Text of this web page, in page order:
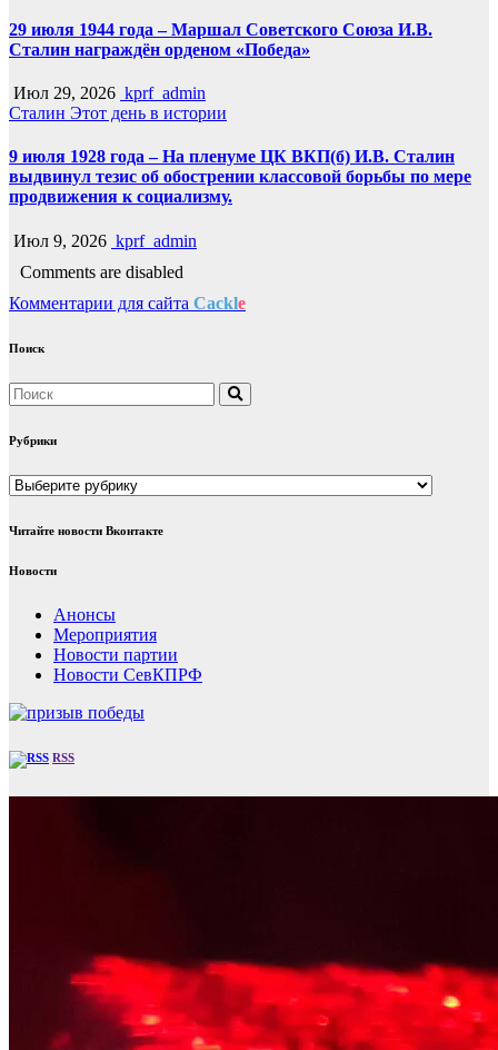
29 июля 1944 года – Маршал Советского Союза И.В.
Сталин награждён орденом «Победа»
Июл 29, 2026 kprf_admin
Сталин Этот день в истории
9 июля 1928 года – На пленуме ЦК ВКП(б) И.В. Сталин
выдвинул тезис об обострении классовой борьбы по мере
продвижения к социализму.
Июл 9, 2026 kprf_admin
Comments are disabled
Комментарии для сайта Cackle
Поиск
Рубрики
Рубрики
Читайте новости Вконтакте
Новости
Анонсы
Мероприятия
Новости партии
Новости СевКПРФ
RSS